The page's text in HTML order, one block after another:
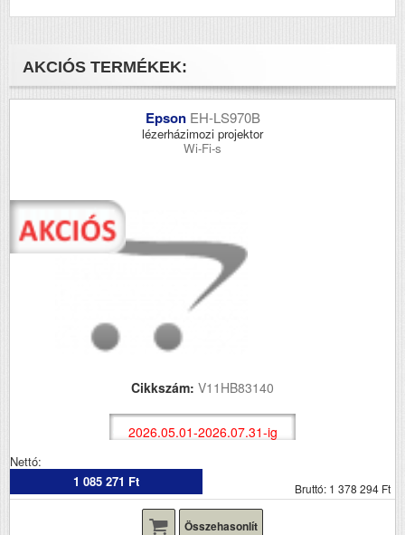
AKCIÓS TERMÉKEK:
Epson EH-LS970B
lézerházimozi projektor
Wi-Fi-s
Cikkszám: V11HB83140
2026.05.01-2026.07.31-ig
Nettó:
1 085 271 Ft
Bruttó: 1 378 294 Ft
Összehasonlít